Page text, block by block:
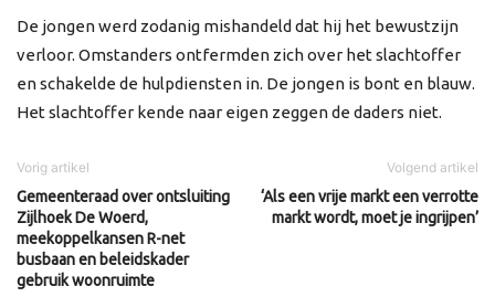
De jongen werd zodanig mishandeld dat hij het bewustzijn
verloor. Omstanders ontfermden zich over het slachtoffer
en schakelde de hulpdiensten in. De jongen is bont en blauw.
Het slachtoffer kende naar eigen zeggen de daders niet.
Vorig artikel
Gemeenteraad over ontsluiting
Zijlhoek De Woerd,
meekoppelkansen R-net
busbaan en beleidskader
gebruik woonruimte
Volgend artikel
‘Als een vrije markt een verrotte
markt wordt, moet je ingrijpen’